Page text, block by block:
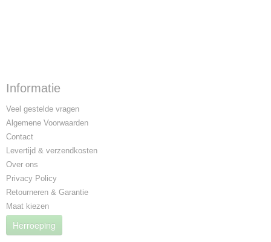
Informatie
Veel gestelde vragen
Algemene Voorwaarden
Contact
Levertijd & verzendkosten
Over ons
Privacy Policy
Retourneren & Garantie
Maat kiezen
Herroeping